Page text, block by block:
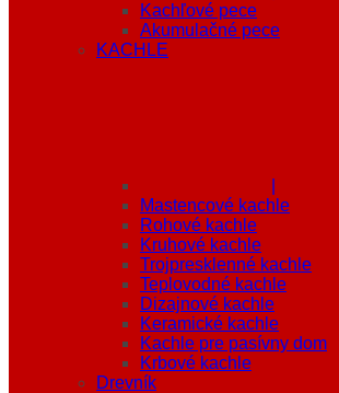
Kachľové pece
Akumulačné pece
KACHLE
Mastencové kachle
Rohové kachle
Kruhové kachle
Trojpresklenné kachle
Teplovodné kachle
Dizajnové kachle
Keramické kachle
Kachle pre pasívny dom
Krbové kachle
Drevník